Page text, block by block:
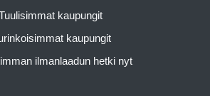
kaupungit
kaupungit
ilmanlaadun hetki nyt